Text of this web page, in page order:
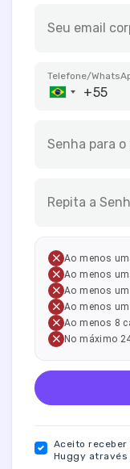
Seu email
Telefone/
Senha para
Repita a
Ao menos
Ao menos
Ao menos
Ao menos um
Ao menos 8
No máximo
Aceito
Huggy através